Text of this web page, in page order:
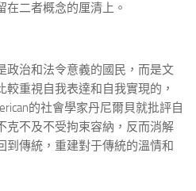
二者概念的厘清上。
政治和法令意義的國民，而是文
較重視自我表達和自我實現的，
的社會學家丹尼爾貝就批評自
克不及不受拘束容納，反而消解
到傳統，重建對于傳統的溫情和